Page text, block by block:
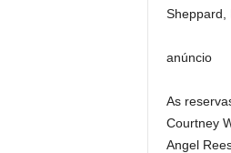
Sheppard,
anúncio
As
Courtney
Angel